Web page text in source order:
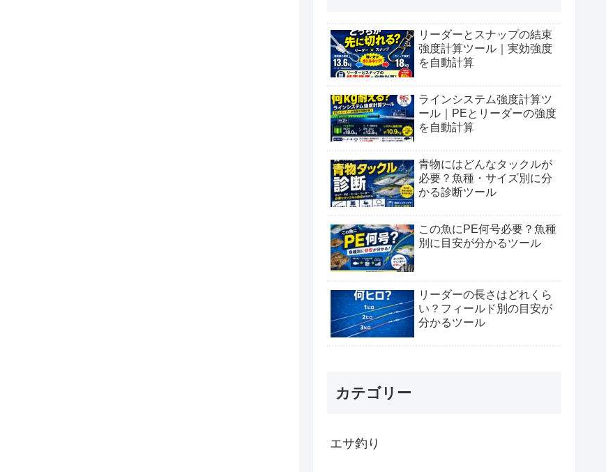
リーダーとスナップの結束
強度計算ツール｜実効強度
を自動計算
ラインシステム強度計算ツ
ール｜PEとリーダーの強度
を自動計算
青物にはどんなタックルが
必要？魚種・サイズ別に分
かる診断ツール
この魚にPE何号必要？魚種
別に目安が分かるツール
リーダーの長さはどれくら
い？フィールド別の目安が
分かるツール
カテゴリー
エサ釣り